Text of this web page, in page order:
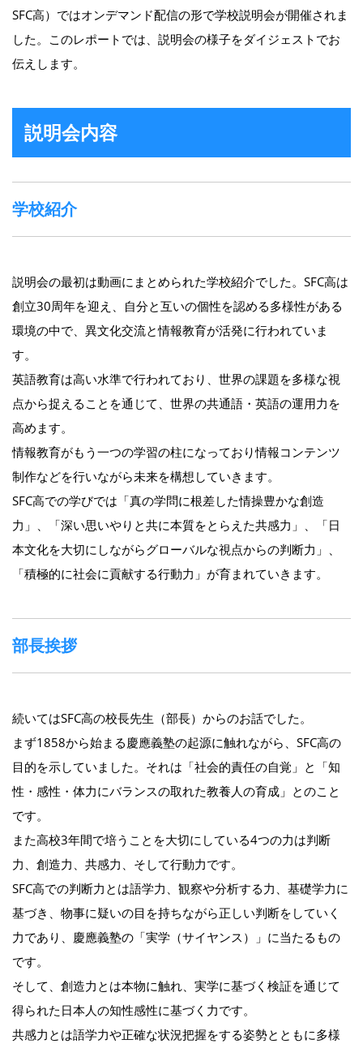
SFC高）ではオンデマンド配信の形で学校説明会が開催されま
した。このレポートでは、説明会の様子をダイジェストでお
伝えします。
説明会内容
学校紹介
説明会の最初は動画にまとめられた学校紹介でした。SFC高は
創立30周年を迎え、自分と互いの個性を認める多様性がある
環境の中で、異文化交流と情報教育が活発に行われていま
す。
英語教育は高い水準で行われており、世界の課題を多様な視
点から捉えることを通じて、世界の共通語・英語の運用力を
高めます。
情報教育がもう一つの学習の柱になっており情報コンテンツ
制作などを行いながら未来を構想していきます。
SFC高での学びでは「真の学問に根差した情操豊かな創造
力」、「深い思いやりと共に本質をとらえた共感力」、「日
本文化を大切にしながらグローバルな視点からの判断力」、
「積極的に社会に貢献する行動力」が育まれていきます。
部長挨拶
続いてはSFC高の校長先生（部長）からのお話でした。
まず1858から始まる慶應義塾の起源に触れながら、SFC高の
目的を示していました。それは「社会的責任の自覚」と「知
性・感性・体力にバランスの取れた教養人の育成」とのこと
です。
また高校3年間で培うことを大切にしている4つの力は判断
力、創造力、共感力、そして行動力です。
SFC高での判断力とは語学力、観察や分析する力、基礎学力に
基づき、物事に疑いの目を持ちながら正しい判断をしていく
力であり、慶應義塾の「実学（サイヤンス）」に当たるもの
です。
そして、創造力とは本物に触れ、実学に基づく検証を通じて
得られた日本人の知性感性に基づく力です。
共感力とは語学力や正確な状況把握をする姿勢とともに多様